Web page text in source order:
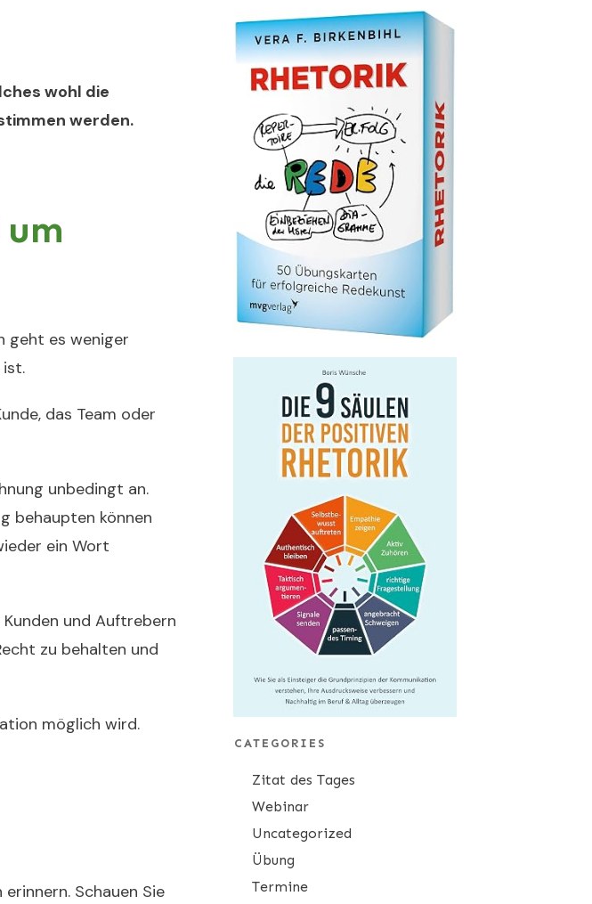
wohl die
werden.
geht es weniger
das Team oder
unbedingt an.
behaupten können
ein Wort
Kunden und Auftrebern
zu behalten und
möglich wird.
Schauen Sie
CATEGORIES
Zitat des Tages
Webinar
Uncategorized
Übung
Termine